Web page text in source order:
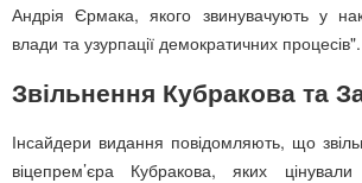
Андрія Єрмака, якого звинувачують у
влади та узурпації демократичних процесів".
Звільнення Кубракова та
Інсайдери видання повідомляють, що
віцепрем’єра Кубракова, яких